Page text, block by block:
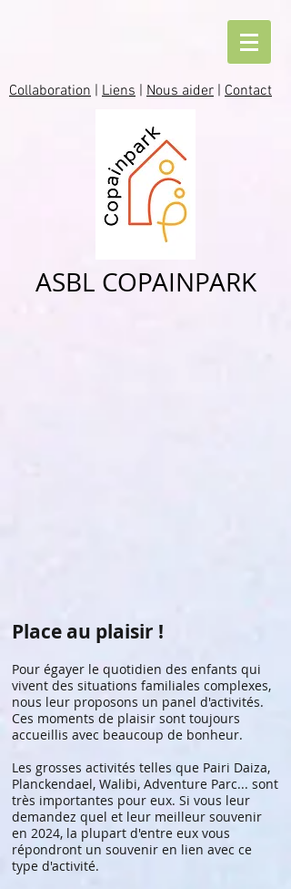
Collaboration | Liens | Nous aider | Contact
ASBL COPAINPARK
Place au plaisir !
Pour égayer le quotidien des enfants qui
vivent des situations familiales complexes,
nous leur proposons un panel d'activités.
Ces moments de plaisir sont toujours
accueillis avec beaucoup de bonheur.
Les grosses activités telles que Pairi Daiza,
Planckendael, Walibi, Adventure Parc... sont
très importantes pour eux. Si vous leur
demandez quel et leur meilleur souvenir
en 2024, la plupart d'entre eux vous
répondront un souvenir en lien avec ce
type d'activité.